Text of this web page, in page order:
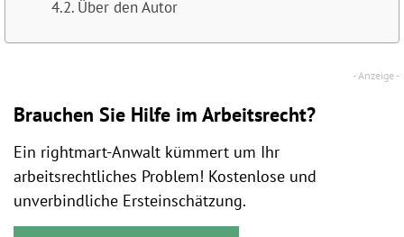
Über den Autor
Brauchen Sie Hilfe im Arbeitsrecht?
Ein rightmart-Anwalt kümmert um Ihr
arbeitsrechtliches Problem! Kostenlose und
unverbindliche Ersteinschätzung.